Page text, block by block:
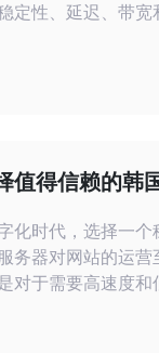
定性、延迟、带宽
国服务器时，延迟
一。低延迟意味着
，特别是在《
值得信赖的韩
化时代，选择一个
务器对网站的运营
对于需要高速度和